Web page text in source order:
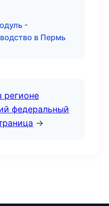
-
в Пермь
регионе
федеральный
→